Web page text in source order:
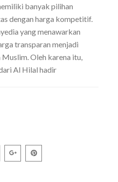
banyak pilihan
dengan harga kompetitif.
yang menawarkan
transparan menjadi
Oleh karena itu,
Al Hilal hadir